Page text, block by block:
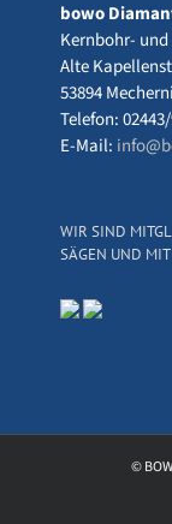
bowo
Kernbohr-
Alte
53894
Telefon:
E-Mail:
WIR SIND
SÄGEN UND
©